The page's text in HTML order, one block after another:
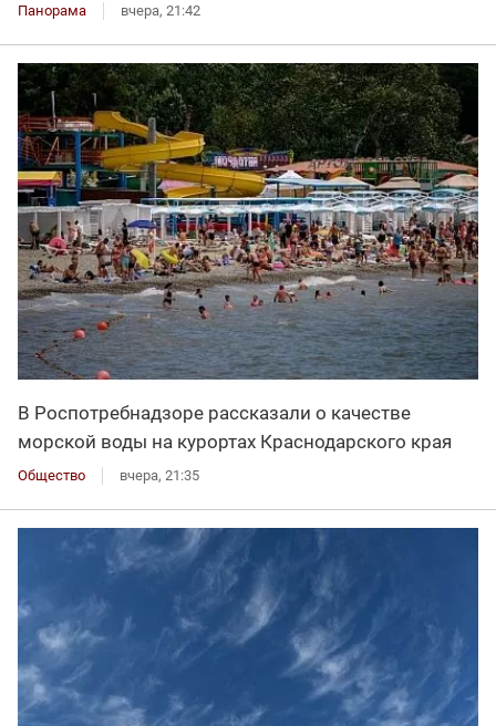
Панорама вчера, 21:42
В Роспотребнадзоре рассказали о качестве
морской воды на курортах Краснодарского края
Общество вчера, 21:35